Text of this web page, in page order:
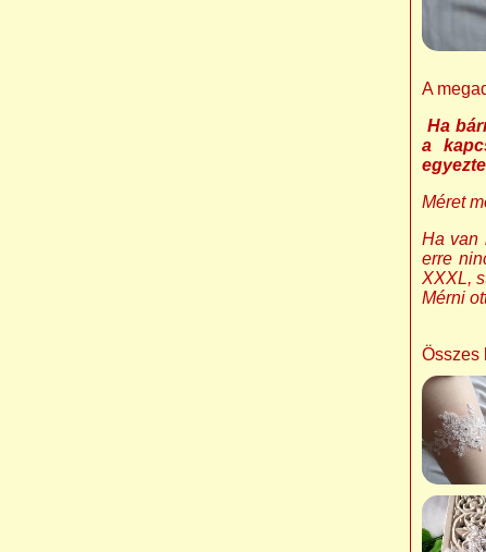
A
Ha
a
Méret
Ha van
erre
XXXL,
Mérni
Összes